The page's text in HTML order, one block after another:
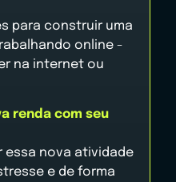
para construir uma
online -
na internet ou
renda com seu
essa nova atividade
e de forma